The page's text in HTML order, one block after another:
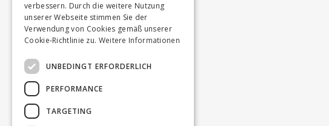
verbessern. Durch die weitere Nutzung
unserer Webseite stimmen Sie der
Verwendung von Cookies gemäß unserer
Cookie-Richtlinie zu. Weitere Informationen
UNBEDINGT ERFORDERLICH
PERFORMANCE
TARGETING